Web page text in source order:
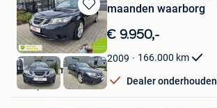
Bewaren
in
Mijn
Favorieten
maanden waarborg
€ 9.950,-
2009 166.000 km
Dealer onderhouden
PCS Automotive
Overpelt